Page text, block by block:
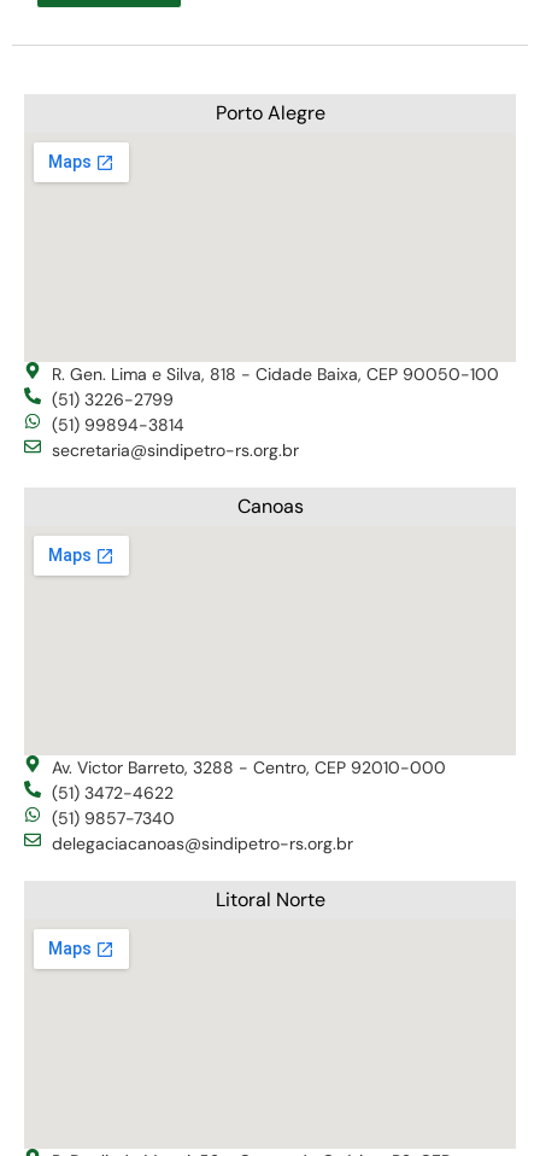
Porto Alegre
R. Gen. Lima e Silva, 818 - Cidade Baixa, CEP 90050-100
(51) 3226-2799
(51) 99894-3814
secretaria@sindipetro-rs.org.br
Canoas
Av. Victor Barreto, 3288 - Centro, CEP 92010-000
(51) 3472-4622
(51) 9857-7340
delegaciacanoas@sindipetro-rs.org.br
Litoral Norte